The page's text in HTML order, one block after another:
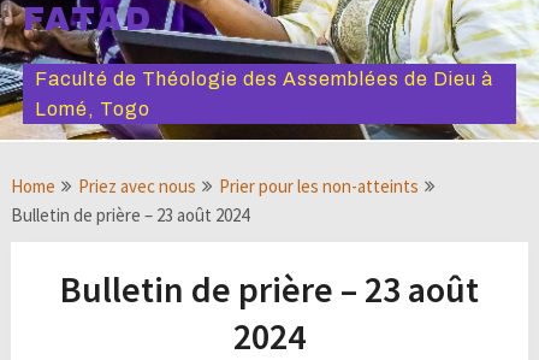
FATAD
Faculté de Théologie des Assemblées de Dieu à
Lomé, Togo
Home Priez avec nous
Prier pour les non-atteints
Bulletin de prière – 23 août 2024
Bulletin de prière – 23 août
2024